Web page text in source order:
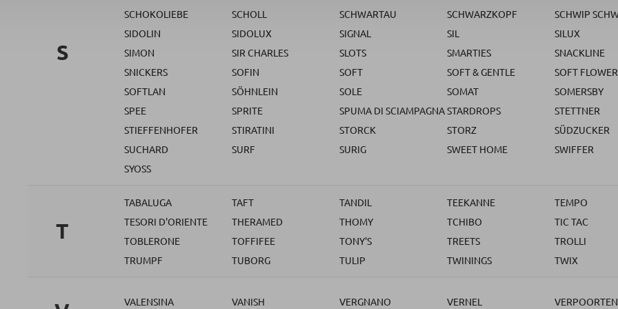
S
SCHOKOLIEBE
SCHOLL SCHWARTAU SCHWARZKOPF
SCHWIP
SIDOLIN
SIDOLUX SIGNAL SIL
SILUX
SIMON
SIR CHARLES SLOTS SMARTIES
SNACKLINE
SNICKERS
SOFIN SOFT SOFT & GENTLE
SOFT FLOWER
SOFTLAN
SÖHNLEIN SOLE SOMAT
SOMERSBY
SPEE
SPRITE SPUMA DI SCIAMPAGNASTARDROPS
STETTNER
STIEFFENHOFER
STIRATINI STORCK STORZ
SÜDZUCKER
SUCHARD
SURF SURIG SWEET HOME
SWIFFER
SYOSS
T
TABALUGA TAFT TANDIL TEEKANNE
TEMPO
TESORI D'ORIENTE
THERAMED THOMY TCHIBO
TIC TAC
TOBLERONE
TOFFIFEE TONY'S TREETS
TROLLI
TRUMPF
TUBORG TULIP TWININGS TWIX
VALENSINA VANISH VERGNANO VERNEL VERPOORTEN